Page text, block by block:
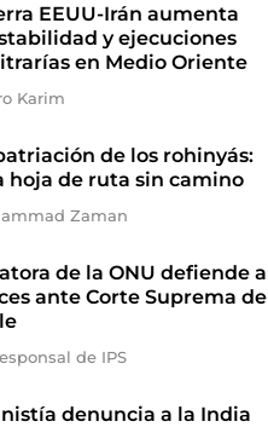
EEUU-Irán aumenta
y ejecuciones
en Medio Oriente
Karim
de los rohinyás:
hoja de ruta sin camino
Zaman
de la ONU defiende a
ante Corte Suprema de
de IPS
denuncia a la India